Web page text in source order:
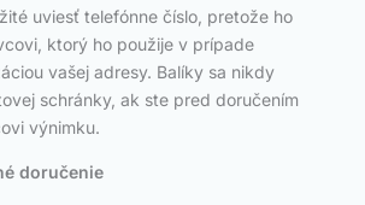
uviesť telefónne číslo, pretože ho
ktorý ho použije v prípade
vašej adresy. Balíky sa nikdy
schránky, ak ste pred doručením
výnimku.
doručenie